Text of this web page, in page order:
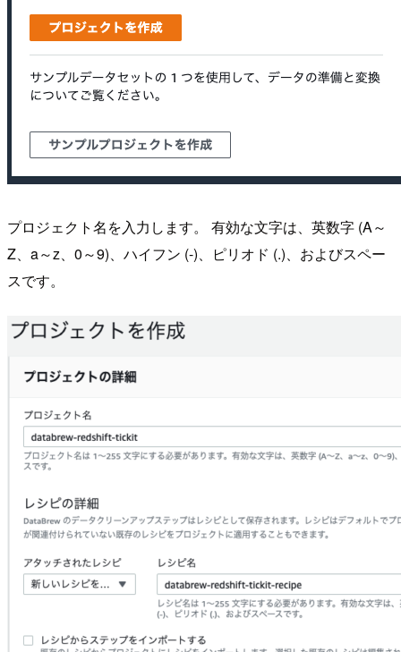
プロジェクト名を入力します。 有効な文字は、英数字 (A～
Z、a～z、0～9)、ハイフン (-)、ピリオド (.)、およびスペー
スです。